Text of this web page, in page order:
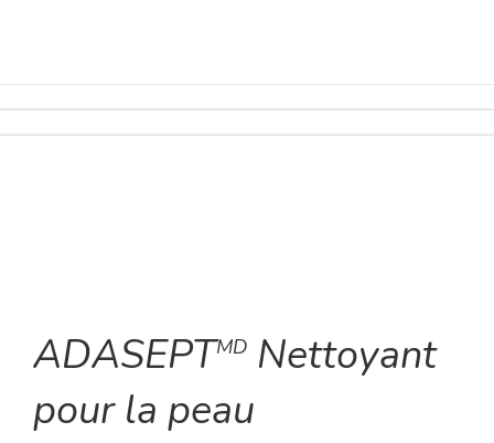
ADASEPTMD Nettoyant
pour la peau